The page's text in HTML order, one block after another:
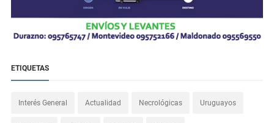
ETIQUETAS
Interés General Actualidad Necrológicas Uruguayos